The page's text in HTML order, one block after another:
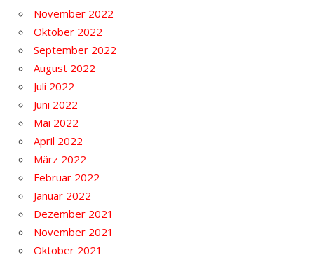
November 2022
Oktober 2022
September 2022
August 2022
Juli 2022
Juni 2022
Mai 2022
April 2022
März 2022
Februar 2022
Januar 2022
Dezember 2021
November 2021
Oktober 2021